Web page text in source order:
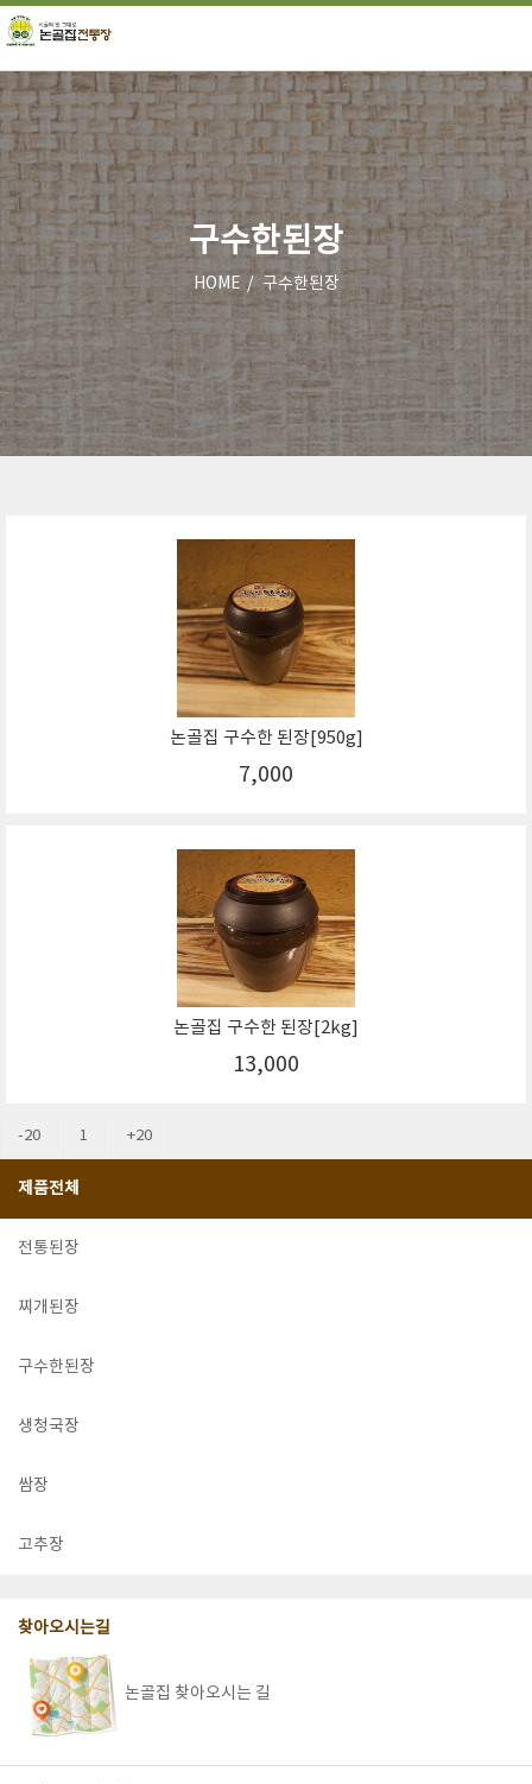
구수한된장
HOME 구수한된장
논골집 구수한 된장[950g]
7,000
논골집 구수한 된장[2kg]
13,000
-20 1 +20
제품전체
전통된장
찌개된장
구수한된장
생청국장
쌈장
고추장
찾아오시는길
논골집 찾아오시는 길